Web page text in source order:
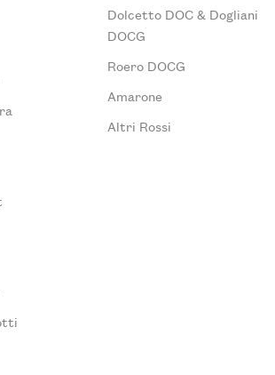
Dolcetto DOC & Dogliani
DOCG
Roero DOCG
Amarone
Altri Rossi